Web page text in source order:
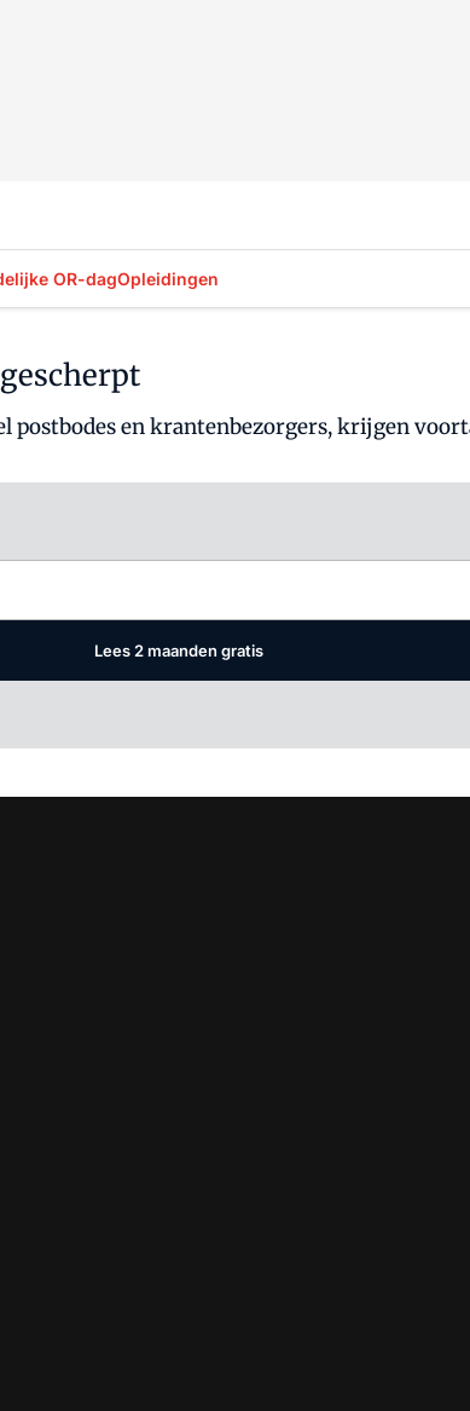
OR-dagOpleidingen
postbodes en krantenbezorgers, krijgen
Lees 2 maanden gratis